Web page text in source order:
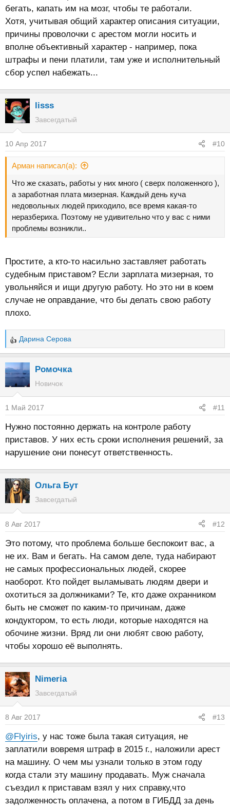
бегать, капать им на мозг, чтобы те работали.
Хотя, учитывая общий характер описания ситуации,
причины проволочки с арестом могли носить и
вполне объективный характер - например, пока
штрафы и пени платили, там уже и исполнительный
сбор успел набежать...
lisss
Завсегдатый
10 Апр 2017 #10
Арман написал(а):
Что же сказать, работы у них много ( сверх положенного ),
а заработная плата мизерная. Каждый день куча
недовольных людей приходило, все время какая-то
неразбериха. Поэтому не удивительно что у вас с ними
проблемы возникли..
Простите, а кто-то насильно заставляет работать
судебным приставом? Если зарплата мизерная, то
увольняйся и ищи другую работу. Но это ни в коем
случае не оправдание, что бы делать свою работу
плохо.
Р
е
а
к
ц
и
:
Дарина Серова
Ромочка
Новичок
1 Май 2017 #11
Нужно постоянно держать на контроле работу
приставов. У них есть сроки исполнения решений, за
нарушение они понесут ответственность.
Ольга Бут
Завсегдатый
8 Авг 2017 #12
Это потому, что проблема больше беспокоит вас, а
не их. Вам и бегать. На самом деле, туда набирают
не самых профессиональных людей, скорее
наоборот. Кто пойдет выламывать людям двери и
охотиться за должниками? Те, кто даже охранником
быть не сможет по каким-то причинам, даже
кондуктором, то есть люди, которые находятся на
обочине жизни. Вряд ли они любят свою работу,
чтобы хорошо её выполнять.
Nimeria
Завсегдатый
8 Авг 2017 #13
@Flyiris, у нас тоже была такая ситуация, не
заплатили вовремя штраф в 2015 г., наложили арест
на машину. О чем мы узнали только в этом году
когда стали эту машину продавать. Муж сначала
съездил к приставам взял у них справку,что
задолженность оплачена, а потом в ГИБДД за день